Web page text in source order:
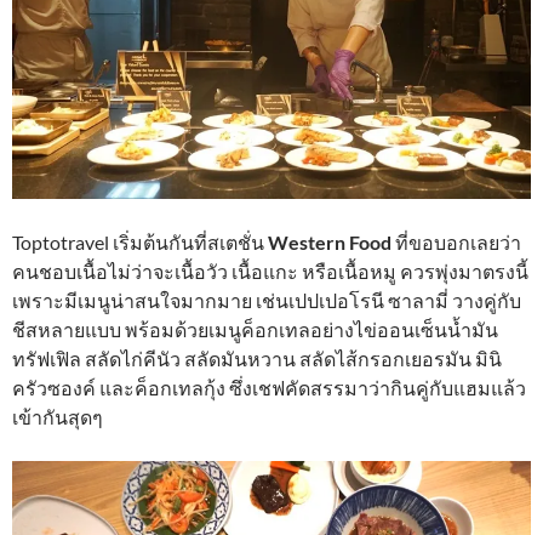
Toptotravel เริ่มต้นกันที่สเตชั่นWestern Food ที่ขอบอกเลยว่า
คนชอบเนื้อไม่ว่าจะเนื้อวัว เนื้อแกะ หรือเนื้อหมู ควรพุ่งมาตรงนี้
เพราะมีเมนูน่าสนใจมากมาย เช่นเปปเปอโรนี ซาลามี่ วางคู่กับ
ชีสหลายแบบ พร้อมด้วยเมนูค็อกเทลอย่างไข่ออนเซ็นน้ำมัน
ทรัฟเฟิล สลัดไก่คีนัว สลัดมันหวาน สลัดไส้กรอกเยอรมัน มินิ
ครัวซองค์ และค็อกเทลกุ้ง ซึ่งเชฟคัดสรรมาว่ากินคู่กับแฮมแล้ว
เข้ากันสุดๆ